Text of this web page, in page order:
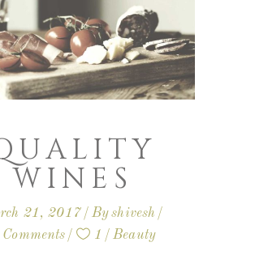
WINES
21, 2017 Byshivesh
1 Beauty